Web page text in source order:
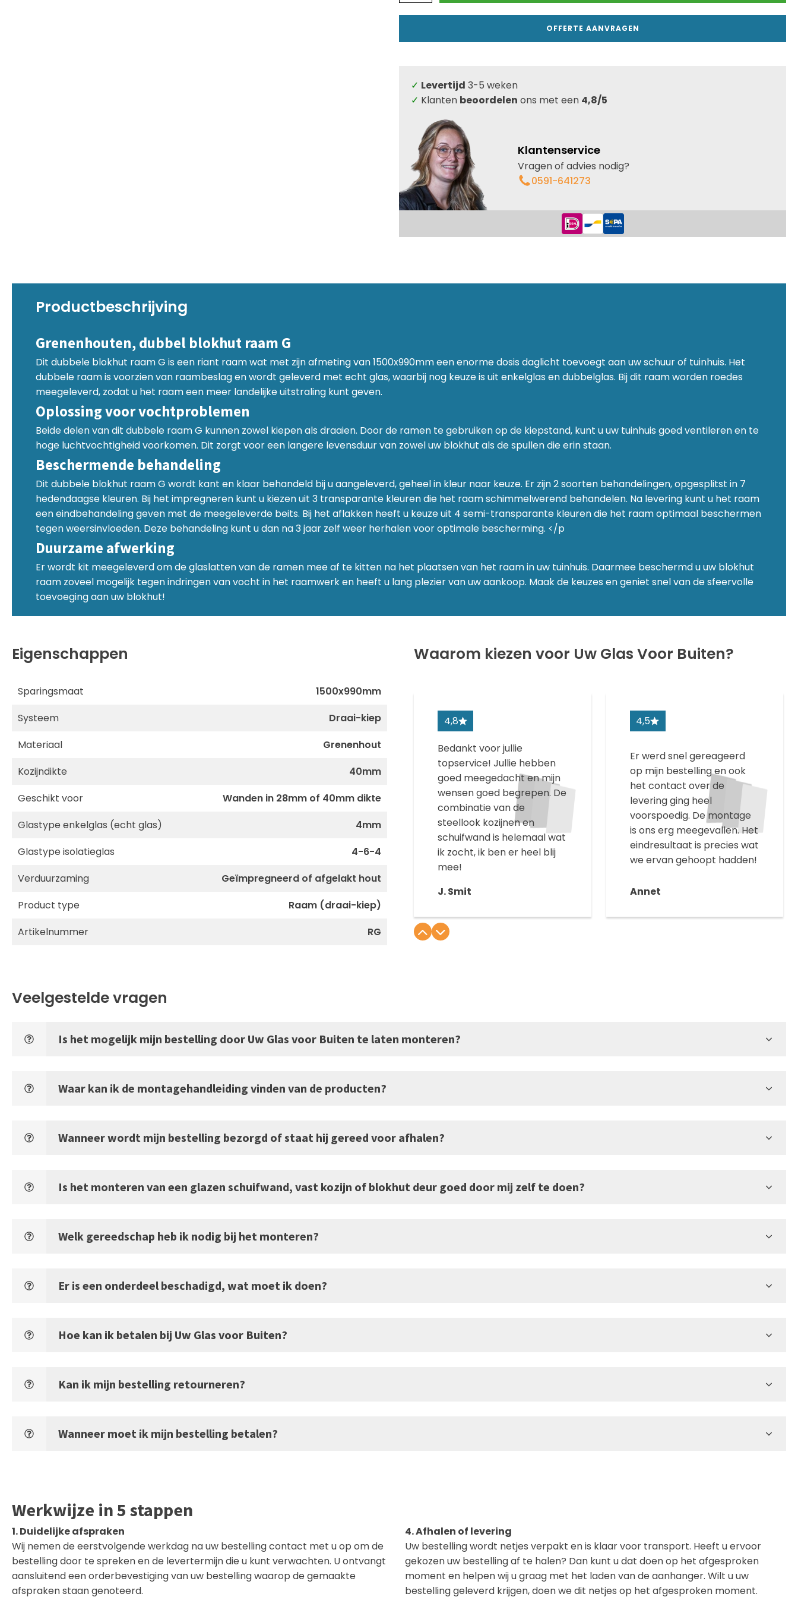
aantal
OFFERTE AANVRAGEN
✓ Levertijd 3-5 weken
✓ Klanten beoordelen ons met een 4,8/5
Klantenservice
Vragen of advies nodig?
0591-641273
Productbeschrijving
Grenenhouten, dubbel blokhut raam G
Dit dubbele blokhut raam G is een riant raam wat met zijn afmeting van 1500x990mm een enorme dosis daglicht toevoegt aan uw schuur of tuinhuis. Het
dubbele raam is voorzien van raambeslag en wordt geleverd met echt glas, waarbij nog keuze is uit enkelglas en dubbelglas. Bij dit raam worden roedes
meegeleverd, zodat u het raam een meer landelijke uitstraling kunt geven.
Oplossing voor vochtproblemen
Beide delen van dit dubbele raam G kunnen zowel kiepen als draaien. Door de ramen te gebruiken op de kiepstand, kunt u uw tuinhuis goed ventileren en te
hoge luchtvochtigheid voorkomen. Dit zorgt voor een langere levensduur van zowel uw blokhut als de spullen die erin staan.
Beschermende behandeling
Dit dubbele blokhut raam G wordt kant en klaar behandeld bij u aangeleverd, geheel in kleur naar keuze. Er zijn 2 soorten behandelingen, opgesplitst in 7
hedendaagse kleuren. Bij het impregneren kunt u kiezen uit 3 transparante kleuren die het raam schimmelwerend behandelen. Na levering kunt u het raam
een eindbehandeling geven met de meegeleverde beits. Bij het aflakken heeft u keuze uit 4 semi-transparante kleuren die het raam optimaal beschermen
tegen weersinvloeden. Deze behandeling kunt u dan na 3 jaar zelf weer herhalen voor optimale bescherming. </p
Duurzame afwerking
Er wordt kit meegeleverd om de glaslatten van de ramen mee af te kitten na het plaatsen van het raam in uw tuinhuis. Daarmee beschermd u uw blokhut
raam zoveel mogelijk tegen indringen van vocht in het raamwerk en heeft u lang plezier van uw aankoop. Maak de keuzes en geniet snel van de sfeervolle
toevoeging aan uw blokhut!
Eigenschappen
Sparingsmaat
1500x990mm
Systeem
Draai-kiep
Materiaal
Grenenhout
Kozijndikte
40mm
Geschikt voor
Wanden in 28mm of 40mm dikte
Glastype enkelglas (echt glas)
4mm
Glastype isolatieglas
4-6-4
Verduurzaming
Geïmpregneerd of afgelakt hout
Product type
Raam (draai-kiep)
Artikelnummer
RG
Waarom kiezen voor Uw Glas Voor Buiten?
4,8
Bedankt voor jullie
topservice! Jullie hebben
goed meegedacht en mijn
wensen goed begrepen. De
combinatie van de
steellook kozijnen en
schuifwand is helemaal wat
ik zocht, ik ben er heel blij
mee!
J. Smit
4,5
Er werd snel gereageerd
op mijn bestelling en ook
het contact over de
levering ging heel
voorspoedig. De montage
is ons erg meegevallen. Het
eindresultaat is precies wat
we ervan gehoopt hadden!
Annet
Veelgestelde vragen
Is het mogelijk mijn bestelling door Uw Glas voor Buiten te laten monteren?
Waar kan ik de montagehandleiding vinden van de producten?
Wanneer wordt mijn bestelling bezorgd of staat hij gereed voor afhalen?
Is het monteren van een glazen schuifwand, vast kozijn of blokhut deur goed door mij zelf te doen?
Welk gereedschap heb ik nodig bij het monteren?
Er is een onderdeel beschadigd, wat moet ik doen?
Hoe kan ik betalen bij Uw Glas voor Buiten?
Kan ik mijn bestelling retourneren?
Wanneer moet ik mijn bestelling betalen?
Werkwijze in 5 stappen
1. Duidelijke afspraken
Wij nemen de eerstvolgende werkdag na uw bestelling contact met u op om de
bestelling door te spreken en de levertermijn die u kunt verwachten. U ontvangt
aansluitend een orderbevestiging van uw bestelling waarop de gemaakte
afspraken staan genoteerd.
4. Afhalen of levering
Uw bestelling wordt netjes verpakt en is klaar voor transport. Heeft u ervoor
gekozen uw bestelling af te halen? Dan kunt u dat doen op het afgesproken
moment en helpen wij u graag met het laden van de aanhanger. Wilt u uw
bestelling geleverd krijgen, doen we dit netjes op het afgesproken moment.